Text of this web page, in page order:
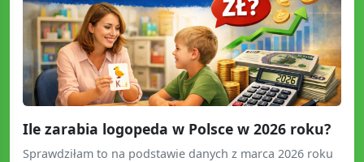
Ile zarabia logopeda w Polsce w 2026 roku?
Sprawdziłam to na podstawie danych z marca 2026 roku